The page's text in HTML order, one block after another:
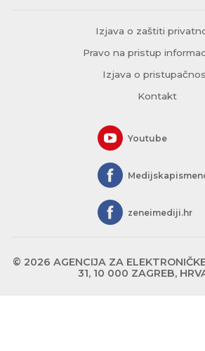
Izjava o zaštiti
Pravo na pristup
Izjava o
Kontakt
Youtube
zeneimediji.hr
© 2026 AGENCIJA ZA ELEKTRONIČKE
31, 10 000 ZAGREB,